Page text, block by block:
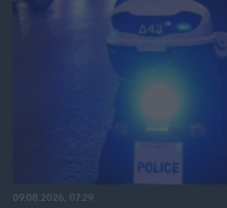
09.08.2026, 07:29